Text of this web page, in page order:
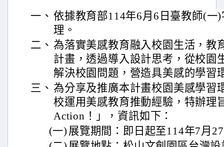
一、 依據教育部114年6月6日臺教師(一
理。
二、 為落實美感教育融入校園生活，教
計畫，透過導入設計思考，從校園
解決校園問題，營造具美感的學習
三、 為分享及推廣本計畫校園美感學習
校運用美感教育推動經驗，特辦理
Action！」，資訊如下：
(一) 展覽期間：即日起至114年7月